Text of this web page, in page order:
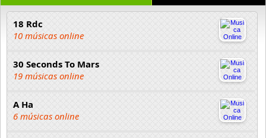
18 Rdc
10 músicas online
30 Seconds To Mars
19 músicas online
A Ha
6 músicas online